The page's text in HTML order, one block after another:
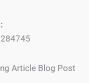
Article Blog Post